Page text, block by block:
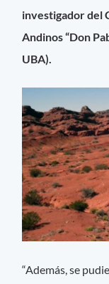
investigador del
Andinos “Don
UBA).
“Además, se